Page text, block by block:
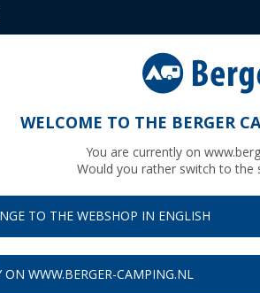
Alphatronics SL/SLA-32”
WELCOME TO THE BERGER
You are currently on
Would you rather switch to the
TO THE WEBSHOP IN ENGLISH
ON WWW.BERGER-CAMPING.NL